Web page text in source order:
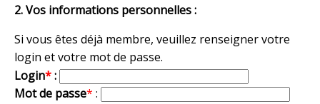
2. Vos informations personnelles :
Si vous êtes déjà membre, veuillez renseigner votre
login et votre mot de passe.
Login*:
Mot de passe* :